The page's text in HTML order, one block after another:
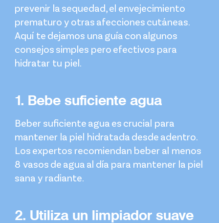
prevenir la sequedad, el envejecimiento
prematuro y otras afecciones cutáneas.
Aquí te dejamos una guía con algunos
consejos simples pero efectivos para
hidratar tu piel.
1. Bebe suficiente agua
Beber suficiente agua es crucial para
mantener la piel hidratada desde adentro.
Los expertos recomiendan beber al menos
8 vasos de agua al día para mantener la piel
sana y radiante.
2. Utiliza un limpiador suave